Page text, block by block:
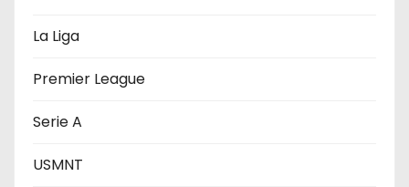
a
d
a
s
La Liga
Premier League
Serie A
USMNT